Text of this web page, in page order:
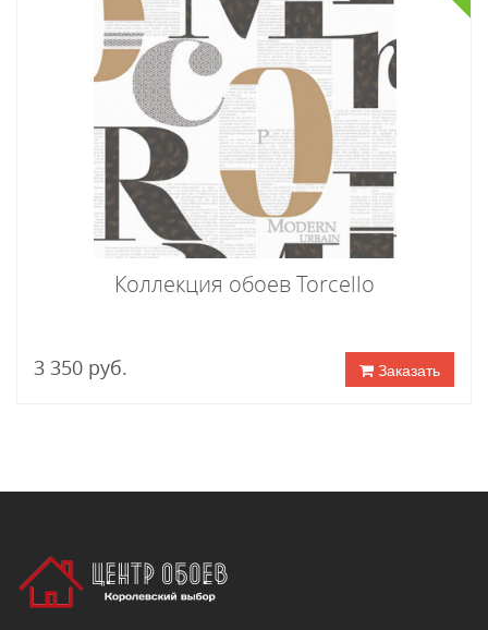
Коллекция обоев Torcello
3 350 руб. Заказать